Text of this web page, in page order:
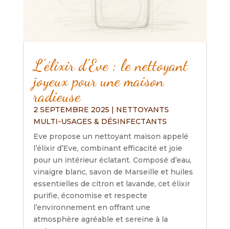
L’élixir d’Eve : le nettoyant
joyeux pour une maison
radieuse
2 SEPTEMBRE 2025 | NETTOYANTS
MULTI-USAGES & DÉSINFECTANTS
Eve propose un nettoyant maison appelé
l’élixir d’Eve, combinant efficacité et joie
pour un intérieur éclatant. Composé d’eau,
vinaigre blanc, savon de Marseille et huiles
essentielles de citron et lavande, cet élixir
purifie, économise et respecte
l’environnement en offrant une
atmosphère agréable et sereine à la